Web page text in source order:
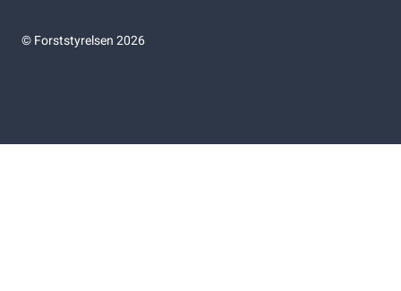
©Forststyrelsen 2026